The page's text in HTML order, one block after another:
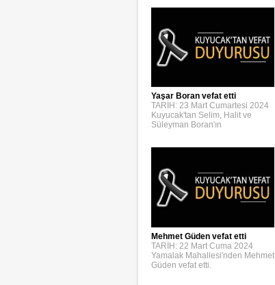
Yaşar Boran vefat etti
TARİH: 23 Mart Cumartesi 2024
Kuyucak'tan Selim, Halit ve
Süleyman Boran'ın
Mehmet Güden vefat etti
TARİH: 22 Mart Cuma 2024
Yamalak Mahallesi'nden Mehmet
Güden vefat etti.